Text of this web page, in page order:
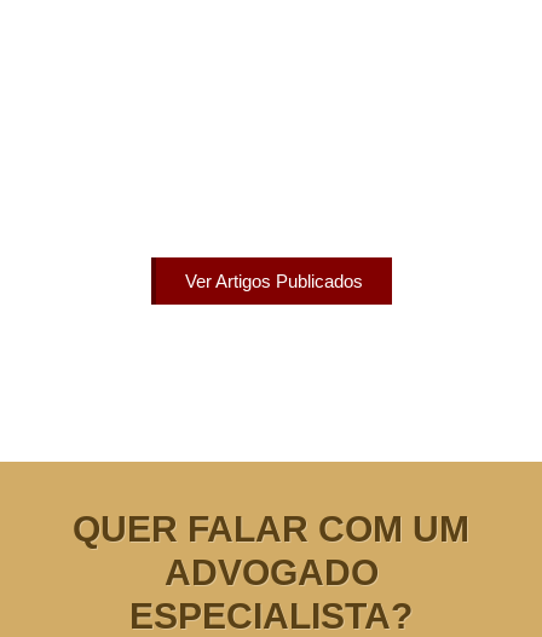
Ver Artigos Publicados
QUER FALAR COM UM
ADVOGADO
ESPECIALISTA?